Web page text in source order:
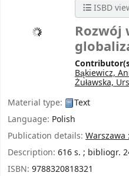
ISBD
Rozwój
Bąkiewicz,
Żuławska,
Material type:
Text
Language: Polish
Publication details: Warszawa :
Description: 616 s. ; bibliogr.
ISBN: 9788320818321